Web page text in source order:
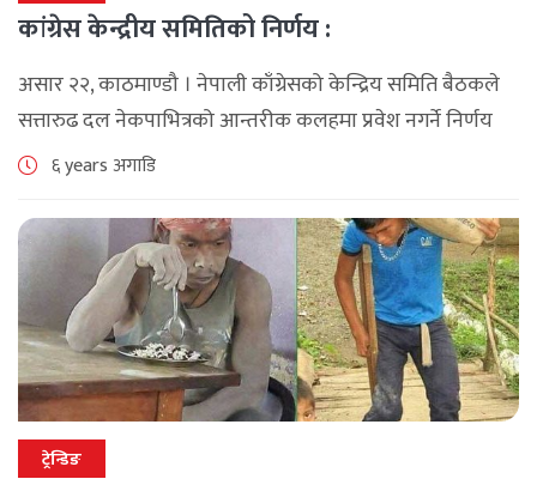
कांग्रेस केन्द्रीय समितिको निर्णय :
असार २२, काठमाण्डौ । नेपाली काँग्रेसको केन्द्रिय समिति बैठकले
सत्तारुढ दल नेकपाभित्रको आन्तरीक कलहमा प्रवेश नगर्ने निर्णय
गरेको छ । प्रमुख प्रतिपक्षी दललाई नेकपा र सरकारको विवादमा
६ years अगाडि
ट्रेन्डिङ